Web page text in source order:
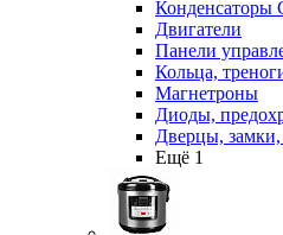
Конденсаторы
Двигатели
Панели
Кольца,
Магнетроны
Диоды,
Дверцы, замки,
Ещё 1